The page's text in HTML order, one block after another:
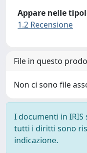
Appare nelle
1.2 Recensione
File in questo
Non ci sono file
I documenti in
tutti i diritti sono
indicazione.